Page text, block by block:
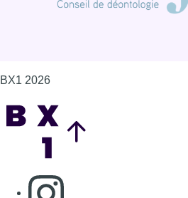
BX1 2026
Consulter page Instagram